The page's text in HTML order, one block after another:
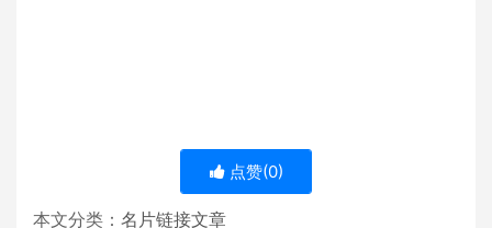
点赞(0)
本文分类： 名片链接文章